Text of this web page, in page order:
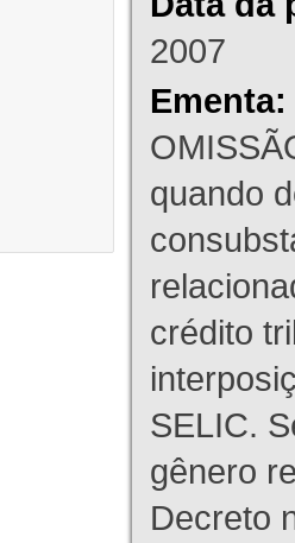
2007
Ementa:
quando
crédito
SELIC.
gênero
Decreto